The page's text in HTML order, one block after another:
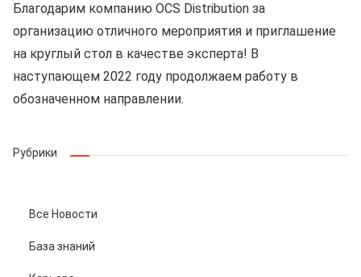
Благодарим компанию OCS Distribution за
организацию отличного мероприятия и приглашение
на круглый стол в качестве эксперта! В
наступающем 2022 году продолжаем работу в
обозначенном направлении.
Рубрики
Все Новости
База знаний